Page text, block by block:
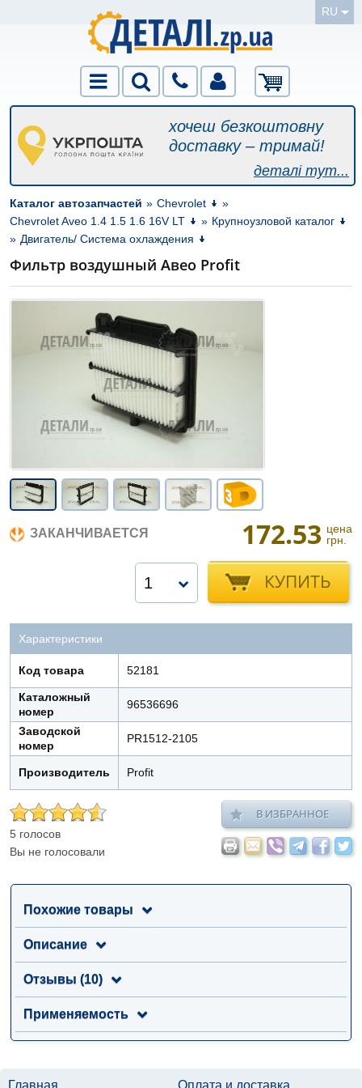
RU
хочеш безкоштовну
доставку – тримай!
деталі тут...
Каталог автозапчастей » Chevrolet
»
Chevrolet Aveo 1.4 1.5 1.6 16V LT
» Крупноузловой каталог
» Двигатель/ Система охлаждения
Фильтр воздушный Авео Profit
ЗАКАНЧИВАЕТСЯ 172.53 цена
грн.
КУПИТЬ
1
Характеристики
Код товара 52181
Каталожный
номер
96536696
Заводской
номер
PR1512-2105
Производитель Profit
5 голосов
Вы не голосовали
В ИЗБРАННОЕ
Похожие товары
Описание
Отзывы (10)
Применяемость
Главная Оплата и доставка